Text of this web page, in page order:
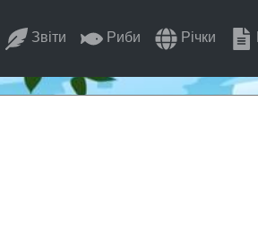
Звіти Риби Річки